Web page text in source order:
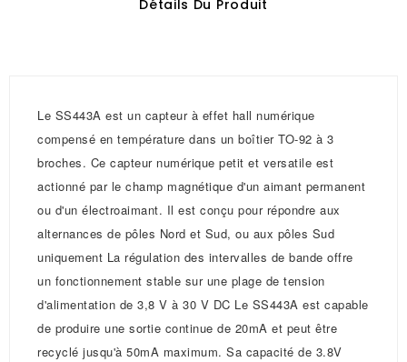
Détails Du Produit
Le SS443A est un capteur à effet hall numérique
compensé en température dans un boîtier TO-92 à 3
broches. Ce capteur numérique petit et versatile est
actionné par le champ magnétique d'un aimant permanent
ou d'un électroaimant. Il est conçu pour répondre aux
alternances de pôles Nord et Sud, ou aux pôles Sud
uniquement La régulation des intervalles de bande offre
un fonctionnement stable sur une plage de tension
d'alimentation de 3,8 V à 30 V DC Le SS443A est capable
de produire une sortie continue de 20mA et peut être
recyclé jusqu'à 50mA maximum. Sa capacité de 3.8V